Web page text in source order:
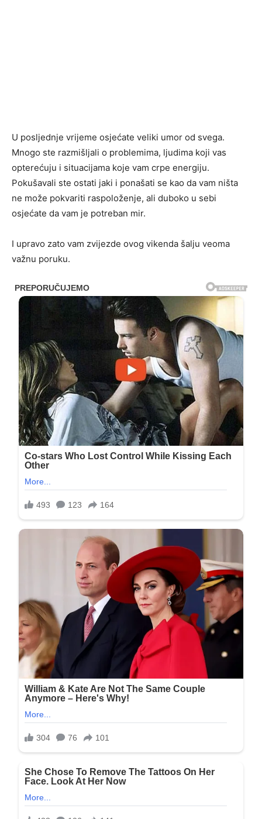
U posljednje vrijeme osjećate veliki umor od svega.
Mnogo ste razmišljali o problemima, ljudima koji vas
opterećuju i situacijama koje vam crpe energiju.
Pokušavali ste ostati jaki i ponašati se kao da vam ništa
ne može pokvariti raspoloženje, ali duboko u sebi
osjećate da vam je potreban mir.
I upravo zato vam zvijezde ovog vikenda šalju veoma
važnu poruku.